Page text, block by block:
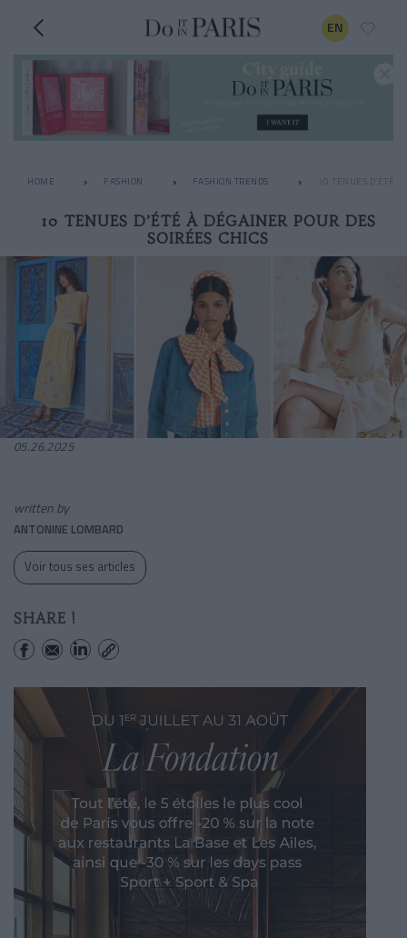
EN
HOME FASHION FASHION TRENDS 10 TENUES D’ÉTÉ
10 TENUES D’ÉTÉ À DÉGAINER POUR DES
SOIRÉES CHICS
05.26.2025
written by
ANTONINE LOMBARD
Voir tous ses articles
SHARE !